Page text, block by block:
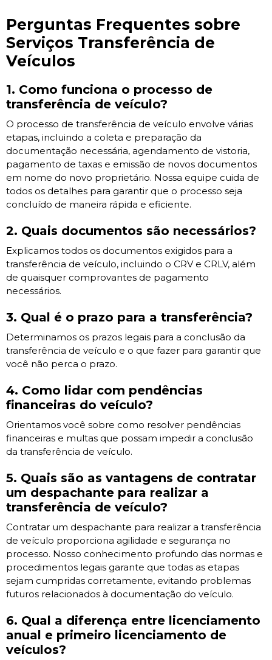
Perguntas Frequentes sobre
Serviços Transferência de
Veículos
1. Como funciona o processo de
transferência de veículo?
O processo de transferência de veículo envolve várias
etapas, incluindo a coleta e preparação da
documentação necessária, agendamento de vistoria,
pagamento de taxas e emissão de novos documentos
em nome do novo proprietário. Nossa equipe cuida de
todos os detalhes para garantir que o processo seja
concluído de maneira rápida e eficiente.
2. Quais documentos são necessários?
Explicamos todos os documentos exigidos para a
transferência de veículo, incluindo o CRV e CRLV, além
de quaisquer comprovantes de pagamento
necessários.
3. Qual é o prazo para a transferência?
Determinamos os prazos legais para a conclusão da
transferência de veículo e o que fazer para garantir que
você não perca o prazo.
4. Como lidar com pendências
financeiras do veículo?
Orientamos você sobre como resolver pendências
financeiras e multas que possam impedir a conclusão
da transferência de veículo.
5. Quais são as vantagens de contratar
um despachante para realizar a
transferência de veículo?
Contratar um despachante para realizar a transferência
de veículo proporciona agilidade e segurança no
processo. Nosso conhecimento profundo das normas e
procedimentos legais garante que todas as etapas
sejam cumpridas corretamente, evitando problemas
futuros relacionados à documentação do veículo.
6. Qual a diferença entre licenciamento
anual e primeiro licenciamento de
veículos?